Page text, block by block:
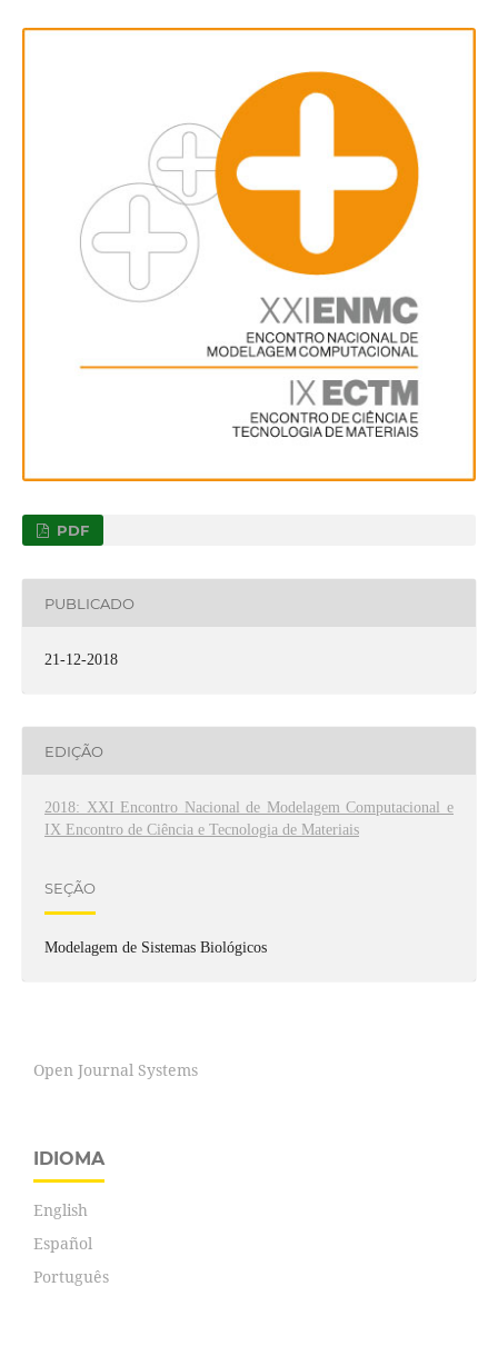
PDF
PUBLICADO
21-12-2018
EDIÇÃO
2018: XXI Encontro Nacional de Modelagem Computacional e
IX Encontro de Ciência e Tecnologia de Materiais
SEÇÃO
Modelagem de Sistemas Biológicos
Open Journal Systems
IDIOMA
English
Español
Português